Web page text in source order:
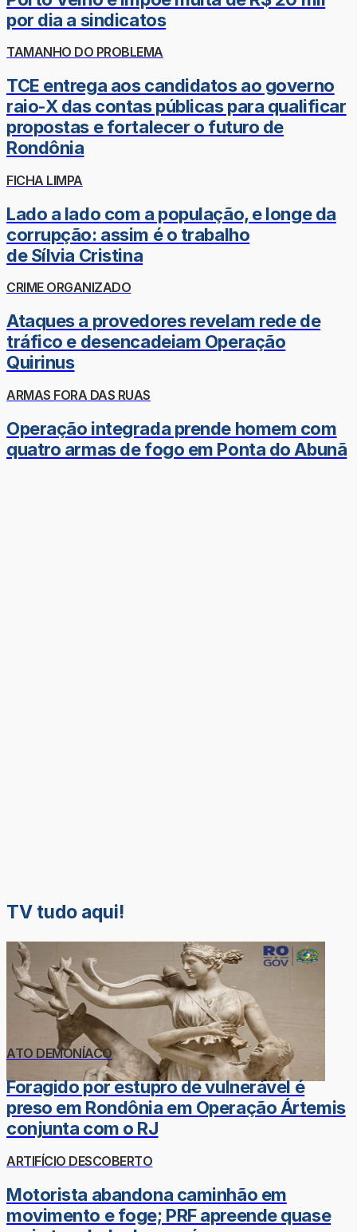
por dia a sindicatos
TAMANHO DO PROBLEMA
TCE entrega aos candidatos ao governo
raio-X das contas públicas para qualificar
propostas e fortalecer o futuro de
Rondônia
FICHA LIMPA
Lado a lado com a população, e longe da
corrupção: assim é o trabalho
de Sílvia Cristina
CRIME ORGANIZADO
Ataques a provedores revelam rede de
tráfico e desencadeiam Operação
Quirinus
ARMAS FORA DAS RUAS
Operação integrada prende homem com
quatro armas de fogo em Ponta do Abunã
TV tudo aqui!
ATO DEMONÍACO
Foragido por estupro de vulnerável é
preso em Rondônia em Operação Ártemis
conjunta com o RJ
ARTIFÍCIO DESCOBERTO
Motorista abandona caminhão em
movimento e foge; PRF apreende quase